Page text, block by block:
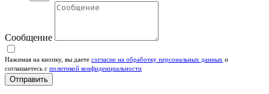
Сообщение
Нажимая на кнопку, вы даете согласие на обработку персональных данных и
соглашаетесь c политикой конфиденциальности
Отправить